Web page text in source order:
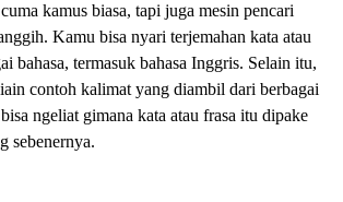
kamus biasa, tapi juga mesin pencari
Kamu bisa nyari terjemahan kata atau
bahasa, termasuk bahasa Inggris. Selain itu,
contoh kalimat yang diambil dari berbagai
ngeliat gimana kata atau frasa itu dipake
sebenernya.